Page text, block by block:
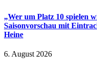
„Wer um Platz 10 spielen
Saisonvorschau mit
Heine
6. August 2026